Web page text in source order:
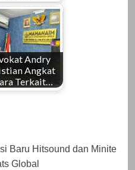
Andry
Angkat
Terkait…
Baru Hitsound dan Minite
Global